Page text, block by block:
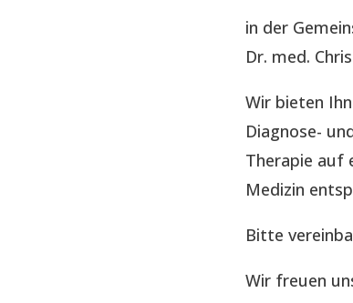
in der
Dr. med.
Wir bieten
Diagnose-
Therapie auf
Medizin
Bitte
Wir freuen